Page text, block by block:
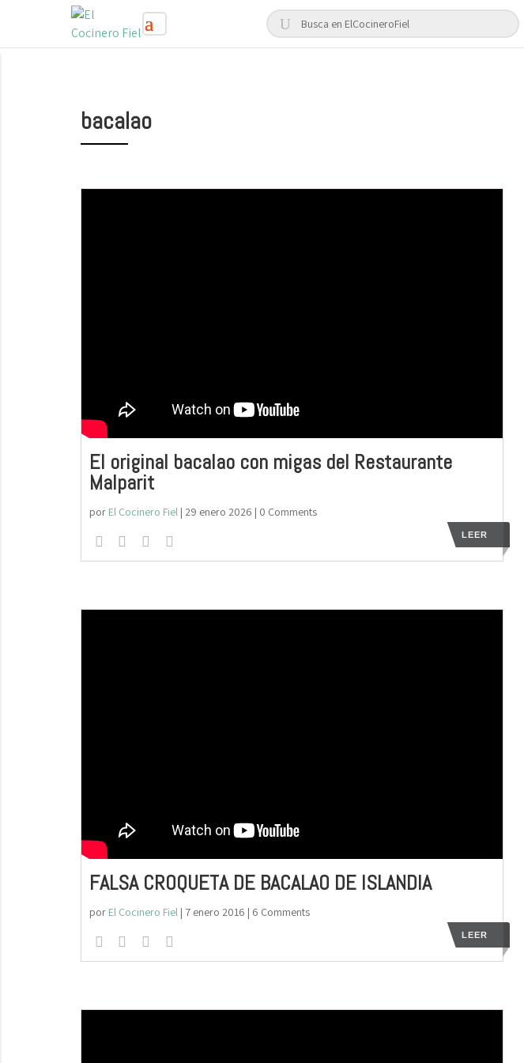
bacalao
El original bacalao con migas del Restaurante
Malparit
por El Cocinero Fiel| 29 enero 2026 | 0 Comments
LEER
FALSA CROQUETA DE BACALAO DE ISLANDIA
por El Cocinero Fiel| 7 enero 2016 | 6 Comments
LEER